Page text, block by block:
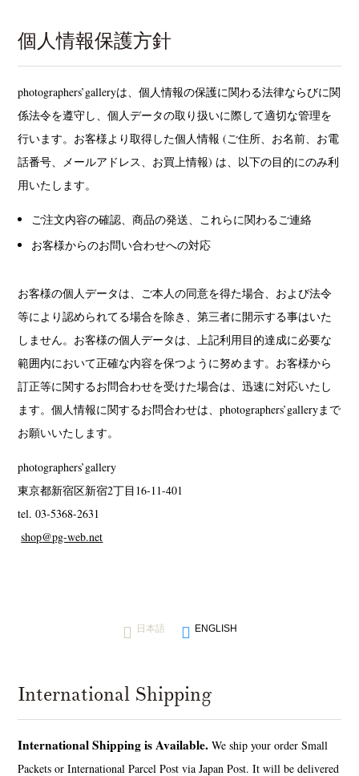
Akifumi Tanaka (7) Fumikiyo Nagamachi
Kazuyuki Kawaguchi
Nana Kakuda (61) Naoki Ohji (66) Naonori Oshima (38) Nick Haymes (5)
Park (7) photographers' gallery File (16) photographers’ gallery press (14)
Postwar and Shōwa-Era (8) Presence (2) Publication (42) Remembrance (43)
Renchan (21) Review (23) Rintaro Kameoka (32) Shoreline (56)
Special Exhibitions
個人情報保護方針
photographers’galleryは、個人情報の保護に関わる法律ならびに関
係法令を遵守し、個人データの取り扱いに際して適切な管理を
行います。お客様より取得した個人情報 (ご住所、お名前、お電
話番号、メールアドレス、お買上情報) は、以下の目的にのみ利
用いたします。
ご注文内容の確認、商品の発送、これらに関わるご連絡
お客様からのお問い合わせへの対応
お客様の個人データは、ご本人の同意を得た場合、および法令
等により認められてる場合を除き、第三者に開示する事はいた
しません。お客様の個人データは、上記利用目的達成に必要な
範囲内において正確な内容を保つように努めます。お客様から
訂正等に関するお問合わせを受けた場合は、迅速に対応いたし
ます。個人情報に関するお問合わせは、photographers’galleryまで
お願いいたします。
photographers’gallery
東京都新宿区新宿2丁目16-11-401
tel. 03-5368-2631
shop@pg-web.net
日本語 ENGLISH
International Shipping
International Shipping is Available. We ship your order Small
Packets or International Parcel Post via Japan Post. It will be delivered